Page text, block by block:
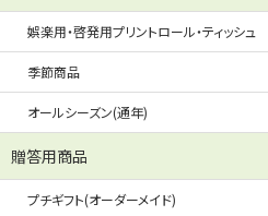
娯楽用・啓発用プリントロール・ティッシュ
季節商品
オールシーズン(通年)
贈答用商品
プチギフト(オーダーメイド)